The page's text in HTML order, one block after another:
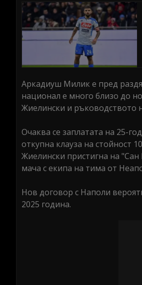
Аркадиуш Милик е пред
национал е много близо до
Жиелински и ръководството
Очаква се заплатата на 25-
откупна клауза на стойност
Жиелински пристигна на
мача с екипа на тима от
Нов договор с Наполи
2025 година.